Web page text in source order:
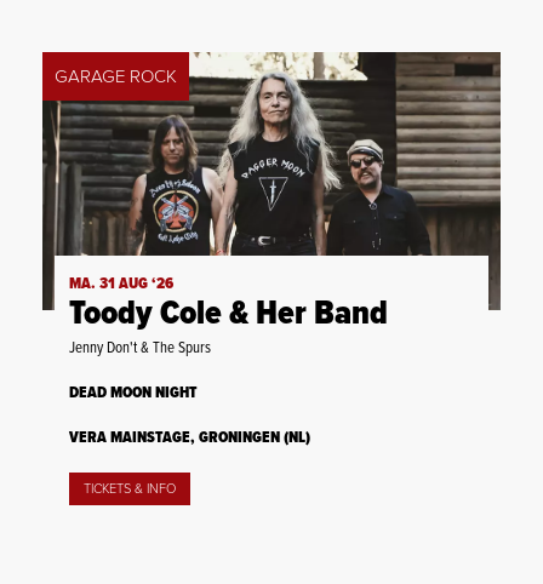
GARAGE ROCK
MA. 31 AUG ‘26
Toody Cole & Her Band
Jenny Don't & The Spurs
DEAD MOON NIGHT
VERA MAINSTAGE, GRONINGEN (NL)
TICKETS & INFO